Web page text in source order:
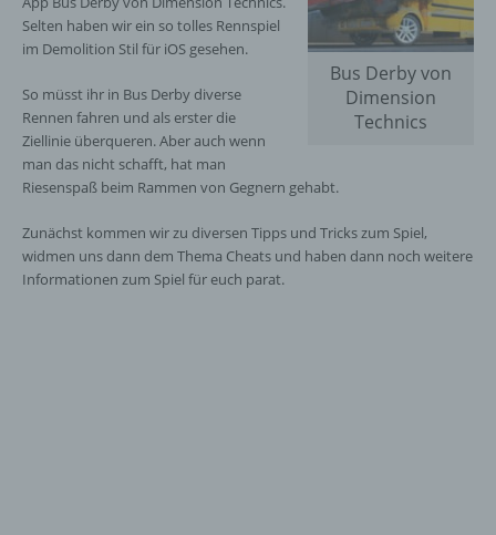
Bus Derby von
Dimension
Technics
Selten haben wir ein so tolles Rennspiel
im Demolition Stil für iOS gesehen.
So müsst ihr in Bus Derby diverse
Rennen fahren und als erster die
Ziellinie überqueren. Aber auch wenn
man das nicht schafft, hat man
Riesenspaß beim Rammen von Gegnern gehabt.
Zunächst kommen wir zu diversen Tipps und Tricks zum Spiel,
widmen uns dann dem Thema Cheats und haben dann noch weitere
Informationen zum Spiel für euch parat.